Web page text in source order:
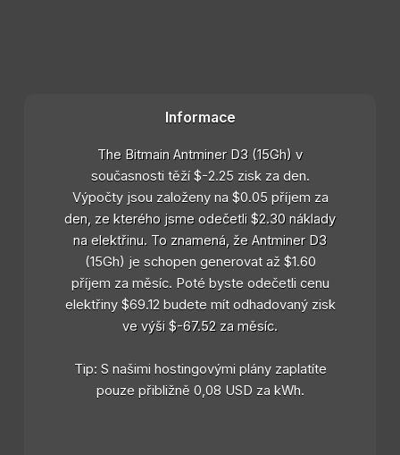
Informace
The Bitmain Antminer D3 (15Gh) v
současnosti těží $-2.25 zisk za den.
Výpočty jsou založeny na $0.05 příjem za
den, ze kterého jsme odečetli $2.30 náklady
na elektřinu. To znamená, že Antminer D3
(15Gh) je schopen generovat až $1.60
příjem za měsíc. Poté byste odečetli cenu
elektřiny $69.12 budete mít odhadovaný zisk
ve výši $-67.52 za měsíc.
Tip: S našimi hostingovými plány zaplatíte
pouze přibližně 0,08 USD za kWh.